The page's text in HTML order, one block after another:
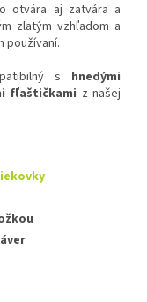
otvára aj zatvára a
zlatým vzhľadom a
používaní.
s hnedými
fľaštičkami z našej